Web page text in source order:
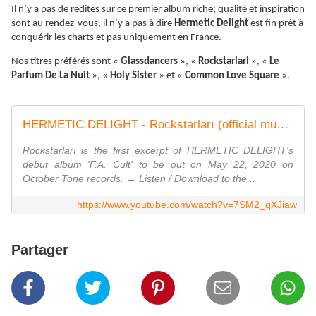
Il n’y a pas de redites sur ce premier album riche; qualité et inspiration
sont au rendez-vous, il n’y a pas à dire Hermetic Delight est fin prêt à
conquérir les charts et pas uniquement en France.
Nos titres préférés sont « Glassdancers », « Rockstarlari », « Le
Parfum De La Nuit », « Holy Sister » et « Common Love Square ».
HERMETIC DELIGHT - Rockstarları (official music video)
Rockstarları is the first excerpt of HERMETIC DELIGHT's
debut album 'F.A. Cult' to be out on May 22, 2020 on
October Tone records. → Listen / Download to the...
https://www.youtube.com/watch?v=7SM2_qXJiaw
Partager